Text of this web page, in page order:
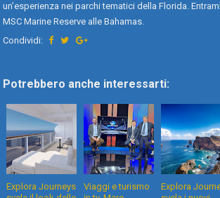
un’esperienza nei parchi tematici della Florida.
MSC Marine Reserve alle Bahamas.
Condividi:
Potrebbero anche interessarti:
Explora Journeys
Viaggi e turismo
Explora